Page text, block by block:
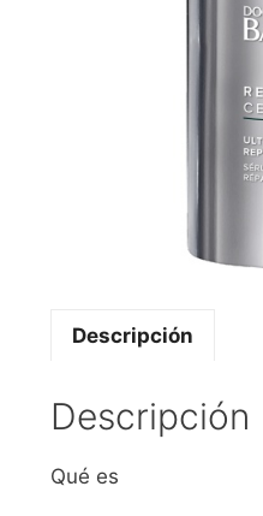
Descripción
Descripción
Qué es